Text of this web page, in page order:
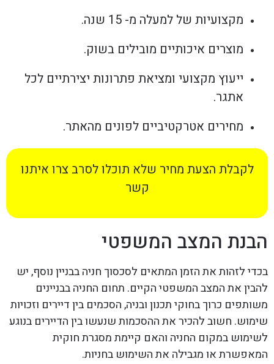
מקצועיות של למעלה מ- 15 שנה.
מוצרים איכותיים מובילים בשוק.
ייעוץ מקצועי ומציאת פתרונות יצירתיים לכל
אתגר.
מחירים אטרקטיביים לפונים מהאתר.
לקבלת הצעת מחיר שלא תוכלו לסרב צרו איתנו
קשר
הבנת המצב המשפטי
בכדי לזהות את הזמן המתאים לסכסוך חניה בבניין נוסף, יש
להבין את המצב המשפטי הקיים. תחום החניה בבניינים
משותפים כרוך בחוקי תכנון ובניה, הסכמים בין דיירים וזכויות
שימוש. חשוב להכיר את ההסכמות שנעשו בין הדיירים בנוגע
לשימוש במקום החניה והאם קיימת מסגרת חוקית
המאפשרת או מגבילה את השימוש בחניות.